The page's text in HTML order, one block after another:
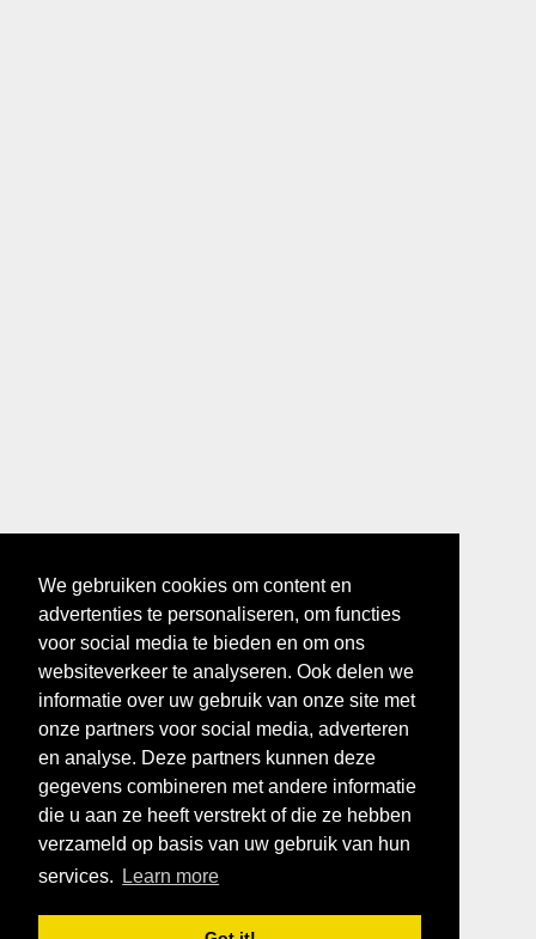
We gebruiken cookies om content en
advertenties te personaliseren, om functies
voor social media te bieden en om ons
websiteverkeer te analyseren. Ook delen we
informatie over uw gebruik van onze site met
onze partners voor social media, adverteren
en analyse. Deze partners kunnen deze
gegevens combineren met andere informatie
die u aan ze heeft verstrekt of die ze hebben
verzameld op basis van uw gebruik van hun
services.
Learn more